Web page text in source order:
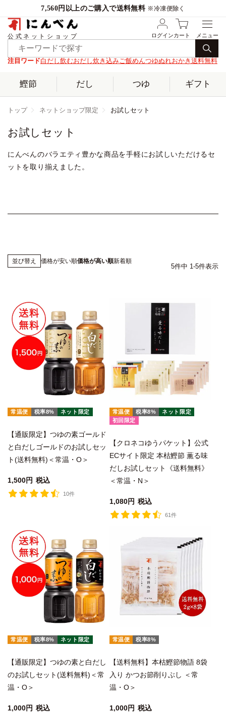
7,560円以上のご購入で送料無料 ※冷凍便除く
公式ネットショップ ログインカート
注目ワード白だし飲むおだし炊き込みご飯めんつゆぬれおかき 送料無料
鰹節 だし つゆ ギフト
トップ ネットショップ限定 お試しセット
お試しセット
にんべんのバラエティ豊かな商品を手軽にお試しいただけるセ
ットを取り揃えました。
並び替え 価格が安い順価格が高い順新着順
5件中 1 -5件表示
常温便 税率8% ネット限定
【通販限定】つゆの素ゴールド
と白だしゴールドのお試しセッ
ト(送料無料)＜常温・O＞
1,500 税込
10件
常温便 税率8%
ネット限定
初回限定
【クロネコゆうパケット】公式
ECサイト限定 本枯鰹節 薫る味
だしお試しセット《送料無料》
＜常温・N＞
1,080 税込
61件
常温便 税率8% ネット限定
【通販限定】つゆの素と白だし
のお試しセット(送料無料)＜常
温・O＞
1,000 税込
常温便 税率8%
【送料無料】本枯鰹節物語 8袋
入り かつお節削りぶし ＜常
温・O＞
1,000 税込